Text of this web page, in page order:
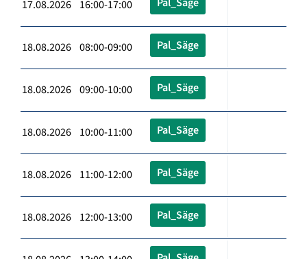
17.08.2026 16:00-17:00
18.08.2026 08:00-09:00 Pal_Säge
18.08.2026 09:00-10:00 Pal_Säge
18.08.2026 10:00-11:00 Pal_Säge
18.08.2026 11:00-12:00 Pal_Säge
18.08.2026 12:00-13:00 Pal_Säge